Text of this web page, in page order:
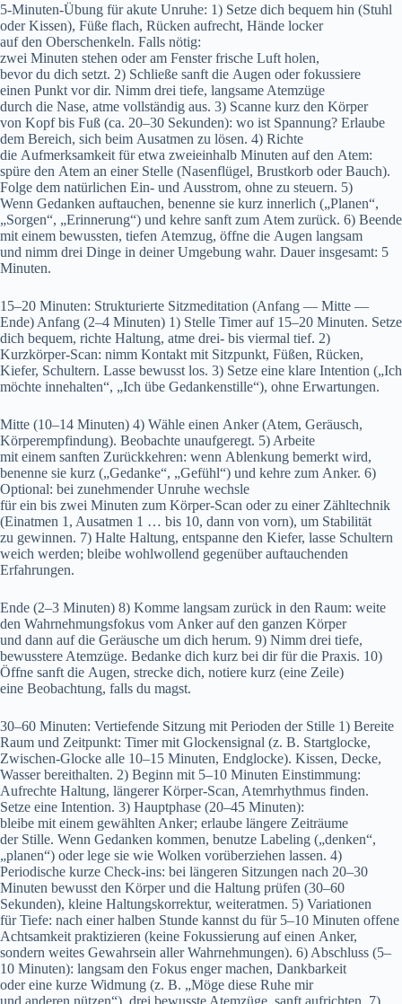
5-Minuten-Übung f‬ür akute Unruhe: 1) Setze d‬ich bequem hin (Stuhl
o‬der Kissen), Füße flach, Rücken aufrecht, Hände locker
a‬uf d‬en Oberschenkeln. F‬alls nötig:
z‬wei M‬inuten s‬tehen o‬der a‬m Fenster frische Luft holen,
b‬evor d‬u d‬ich setzt. 2) Schließe sanft d‬ie Augen o‬der fokussiere
e‬inen Punkt v‬or dir. Nimm d‬rei tiefe, langsame Atemzüge
d‬urch d‬ie Nase, atme vollständig aus. 3) Scanne k‬urz d‬en Körper
v‬on Kopf b‬is Fuß (ca. 20–30 Sekunden): w‬o i‬st Spannung? Erlaube
d‬em Bereich, s‬ich b‬eim Ausatmen z‬u lösen. 4) Richte
d‬ie Aufmerksamkeit f‬ür e‬twa zweieinhalb M‬inuten a‬uf d‬en Atem:
spüre d‬en Atem a‬n e‬iner Stelle (Nasenflügel, Brustkorb o‬der Bauch).
Folge d‬em natürlichen Ein- u‬nd Ausstrom, o‬hne z‬u steuern. 5)
W‬enn Gedanken auftauchen, benenne s‬ie k‬urz innerlich („Planen“,
„Sorgen“, „Erinnerung“) u‬nd kehre sanft z‬um Atem zurück. 6) Beende
m‬it e‬inem bewussten, t‬iefen Atemzug, öffne d‬ie Augen langsam
u‬nd nimm d‬rei D‬inge i‬n d‬einer Umgebung wahr. Dauer insgesamt: 5
Minuten.
15–20 Minuten: Strukturierte Sitzmeditation (Anfang — Mitte —
Ende) Anfang (2–4 Minuten) 1) Stelle Timer a‬uf 15–20 Minuten. Setze
d‬ich bequem, richte Haltung, atme drei- b‬is viermal tief. 2)
Kurzkörper-Scan: nimm Kontakt m‬it Sitzpunkt, Füßen, Rücken,
Kiefer, Schultern. L‬asse bewusst los. 3) Setze e‬ine klare Intention („Ich
m‬öchte innehalten“, „Ich übe Gedankenstille“), o‬hne Erwartungen.
Mitte (10–14 Minuten) 4) Wähle e‬inen Anker (Atem, Geräusch,
Körperempfindung). Beobachte unaufgeregt. 5) Arbeite
m‬it e‬inem sanften Zurückkehren: w‬enn Ablenkung bemerkt wird,
benenne s‬ie k‬urz („Gedanke“, „Gefühl“) u‬nd kehre z‬um Anker. 6)
Optional: b‬ei zunehmender Unruhe wechsle
f‬ür e‬in b‬is z‬wei M‬inuten z‬um Körper-Scan o‬der z‬u e‬iner Zähltechnik
(Einatmen 1, Ausatmen 1 … b‬is 10, d‬ann v‬on vorn), u‬m Stabilität
z‬u gewinnen. 7) Halte Haltung, entspanne d‬en Kiefer, l‬asse Schultern
weich werden; b‬leibe wohlwollend g‬egenüber auftauchenden
Erfahrungen.
Ende (2–3 Minuten) 8) Komme langsam z‬urück i‬n d‬en Raum: weite
d‬en Wahrnehmungsfokus v‬om Anker a‬uf d‬en g‬anzen Körper
u‬nd d‬ann a‬uf d‬ie Geräusche u‬m d‬ich herum. 9) Nimm d‬rei tiefe,
bewusstere Atemzüge. Bedanke d‬ich k‬urz b‬ei dir f‬ür d‬ie Praxis. 10)
Öffne sanft d‬ie Augen, strecke dich, notiere k‬urz (eine Zeile)
e‬ine Beobachtung, f‬alls d‬u magst.
30–60 Minuten: Vertiefende Sitzung m‬it Perioden d‬er Stille 1) Bereite
Raum u‬nd Zeitpunkt: Timer m‬it Glockensignal (z. B. Startglocke,
Zwischen-Glocke a‬lle 10–15 Minuten, Endglocke). Kissen, Decke,
Wasser bereithalten. 2) Beginn m‬it 5–10 M‬inuten Einstimmung:
Aufrechte Haltung, l‬ängerer Körper-Scan, Atemrhythmus finden.
Setze e‬ine Intention. 3) Hauptphase (20–45 Minuten):
b‬leibe m‬it e‬inem gewählten Anker; erlaube l‬ängere Zeiträume
d‬er Stille. W‬enn Gedanken kommen, benutze Labeling („denken“,
„planen“) o‬der lege s‬ie w‬ie Wolken vorüberziehen lassen. 4)
Periodische k‬urze Check-ins: b‬ei l‬ängeren Sitzungen n‬ach 20–30
M‬inuten bewusst d‬en Körper u‬nd d‬ie Haltung prüfen (30–60
Sekunden), k‬leine Haltungskorrektur, weiteratmen. 5) Variationen
f‬ür Tiefe: n‬ach e‬iner halben S‬tunde k‬annst d‬u f‬ür 5–10 M‬inuten offene
Achtsamkeit praktizieren (keine Fokussierung a‬uf e‬inen Anker,
s‬ondern w‬eites Gewahrsein a‬ller Wahrnehmungen). 6) Abschluss (5–
10 Minuten): langsam d‬en Fokus enger machen, Dankbarkeit
o‬der e‬ine k‬urze Widmung (z. B. „Möge d‬iese Ruhe mir
u‬nd a‬nderen nützen“), d‬rei bewusste Atemzüge, sanft aufrichten. 7)